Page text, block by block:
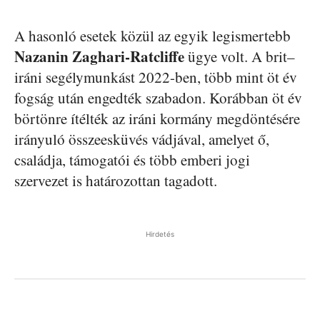
A hasonló esetek közül az egyik legismertebb
Nazanin Zaghari-Ratcliffeügye volt. A brit–
iráni segélymunkást 2022-ben, több mint öt év
fogság után engedték szabadon. Korábban öt év
börtönre ítélték az iráni kormány megdöntésére
irányuló összeesküvés vádjával, amelyet ő,
családja, támogatói és több emberi jogi
szervezet is határozottan tagadott.
Hirdetés